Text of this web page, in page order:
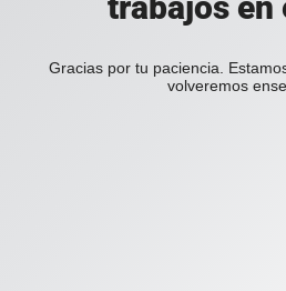
Gracias por tu paciencia.
volveremos